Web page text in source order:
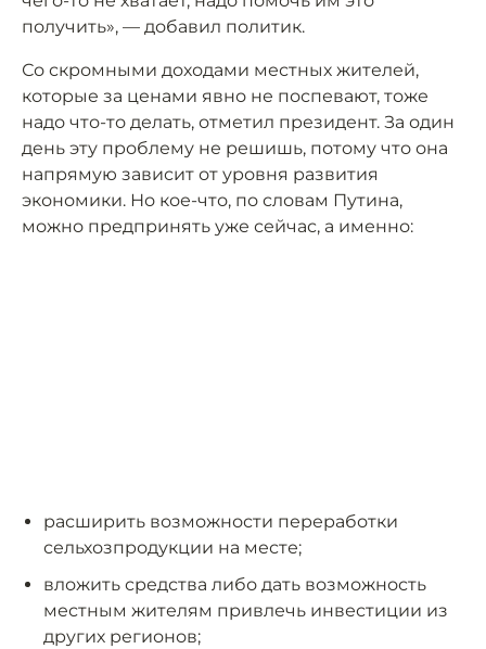
получить», — добавил политик.
Со скромными доходами местных жителей,
которые за ценами явно не поспевают, тоже
надо что-то делать, отметил президент. За один
день эту проблему не решишь, потому что она
напрямую зависит от уровня развития
экономики. Но кое-что, по словам Путина,
можно предпринять уже сейчас, а именно:
расширить возможности переработки
сельхозпродукции на месте;
вложить средства либо дать возможность
местным жителям привлечь инвестиции из
других регионов;